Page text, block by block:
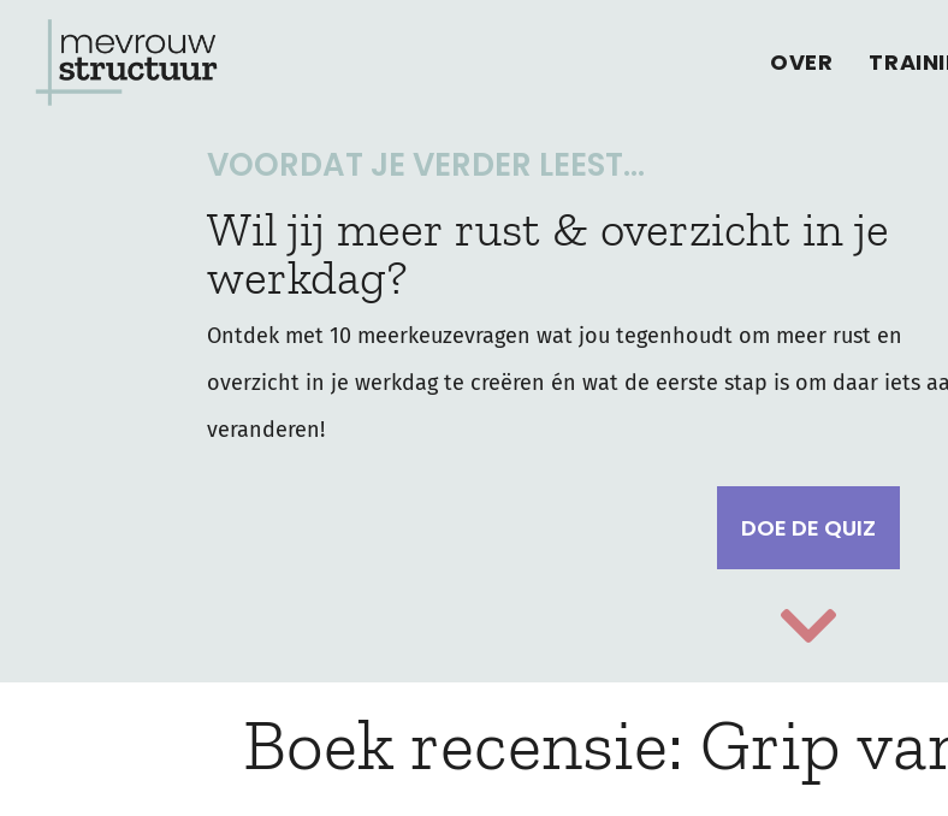
OVER
VOORDAT JE VERDER LEEST...
Wil jij meer rust & overzicht in je
werkdag?
Ontdek met 10 meerkeuzevragen wat jou tegenhoudt om meer rust en
overzicht in je werkdag te creëren én wat de eerste stap is om daar iets
veranderen!
DOE DE QUIZ
Boek recensie: Grip